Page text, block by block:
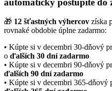
automaticky postúpite do
🎁 12 šťastných výhercov získa
rovnaké obdobie úplne zadarmo:
• Kúpte si v decembri 30-dňový
o ďalších 30 dní zadarmo
• Kúpte si v decembri 90-dňový
ďalších 90 dní zadarmo
• Kúpte si v decembri 365-